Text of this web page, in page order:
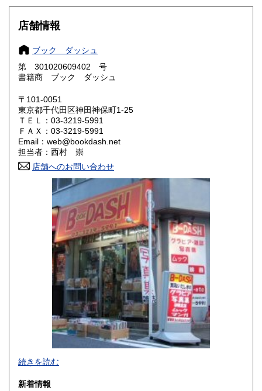
滋賀県 990円
奈良県 990円
鳥取県 1,150円
岡山県 1,150円
1,150円 徳島県
1,150円 愛媛県
1,150円 福岡県
1,410円 長崎県
1,410円 大分県
1,410円 鹿児島県
1,450円
店舗情報
ブック ダッシュ
第 301020609402 号
書籍商 ブック ダッシュ
〒101-0051
東京都千代田区神田神保町1-25
ＴＥＬ：03-3219-5991
ＦＡＸ：03-3219-5991
Email：web@bookdash.net
担当者：西村 崇
店舗へのお問い合わせ
新旧女優・アイドルのグラビア、なつかしの本
映画・特撮、ゲーム・アニメ古漫画などの趣味本は当店にお
続きを読む
新着情報